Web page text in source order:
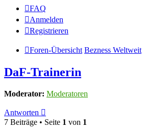
FAQ
Anmelden
Registrieren
Foren-Übersicht Bezness Weltweit
DaF-Trainerin
Moderator: Moderatoren
Antworten
7 Beiträge • Seite 1 von 1